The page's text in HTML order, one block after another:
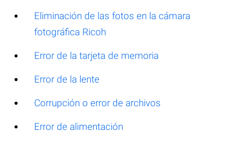
Eliminación de las fotos en la cámara
fotográfica Ricoh
Error de la tarjeta de memoria
Error de la lente
Corrupción o error de archivos
Error de alimentación